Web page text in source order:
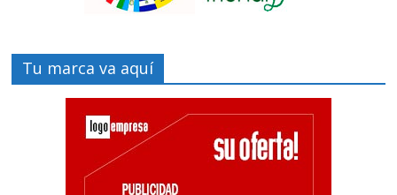
Tu marca va aquí